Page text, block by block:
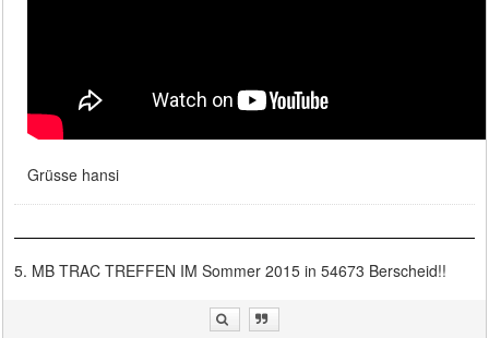
Grüsse hansi
5. MB TRAC TREFFEN IM Sommer 2015 in 54673 Berscheid!!